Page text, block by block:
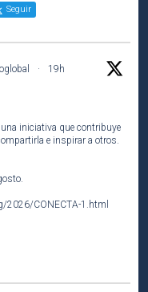
Seguir
·
19h
iniciativa que contribuye
e inspirar a otros.
CONECTA-1.html